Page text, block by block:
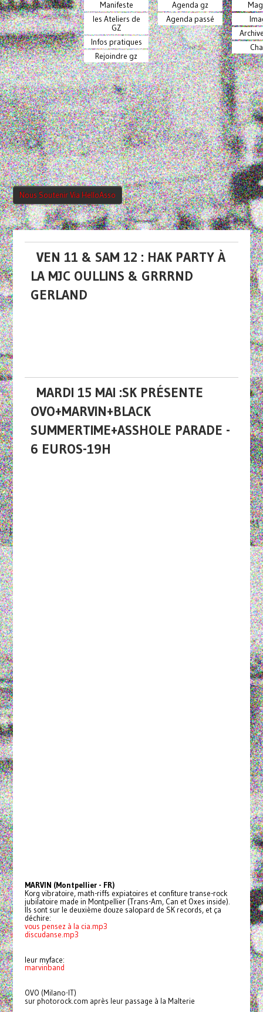
Manifeste
les Ateliers de
GZ
Infos pratiques
Rejoindre gz
Agenda gz
Agenda passé
Nous Soutenir Via HelloAsso
VEN 11 & SAM 12 : HAK PARTY À
LA MJC OULLINS & GRRRND
GERLAND
MARDI 15 MAI :SK PRÉSENTE
OVO+MARVIN+BLACK
SUMMERTIME+ASSHOLE PARADE -
6 EUROS-19H
MARVIN (Montpellier - FR)
Korg vibratoire, math-riffs expiatoires et confiture transe-rock
jubilatoire made in Montpellier (Trans-Am, Can et Oxes inside).
Ils sont sur le deuxième douze salopard de SK records, et ça
déchire:
vous pensez à la cia.mp3
discudanse.mp3
leur myface:
marvinband
OVO (Milano-IT)
sur photorock.com après leur passage à la Malterie